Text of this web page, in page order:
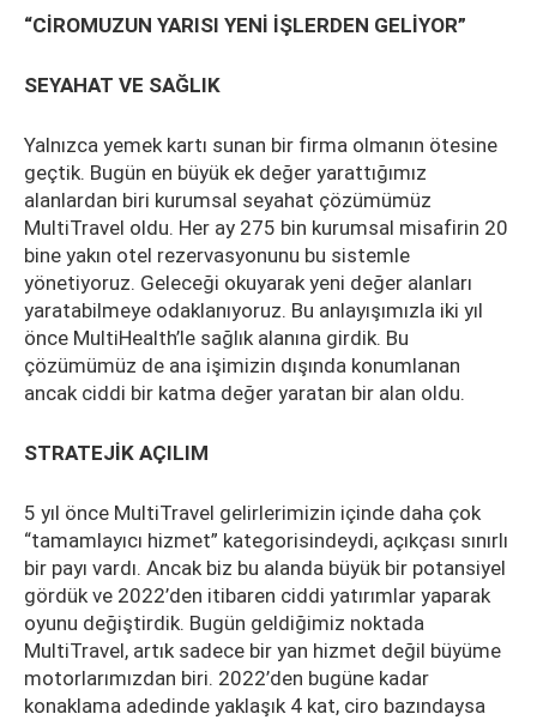
“CİROMUZUN YARISI YENİ İŞLERDEN GELİYOR”
SEYAHAT VE SAĞLIK
Yalnızca yemek kartı sunan bir firma olmanın ötesine
geçtik. Bugün en büyük ek değer yarattığımız
alanlardan biri kurumsal seyahat çözümümüz
MultiTravel oldu. Her ay 275 bin kurumsal misafirin 20
bine yakın otel rezervasyonunu bu sistemle
yönetiyoruz. Geleceği okuyarak yeni değer alanları
yaratabilmeye odaklanıyoruz. Bu anlayışımızla iki yıl
önce MultiHealth’le sağlık alanına girdik. Bu
çözümümüz de ana işimizin dışında konumlanan
ancak ciddi bir katma değer yaratan bir alan oldu.
STRATEJİK AÇILIM
5 yıl önce MultiTravel gelirlerimizin içinde daha çok
“tamamlayıcı hizmet” kategorisindeydi, açıkçası sınırlı
bir payı vardı. Ancak biz bu alanda büyük bir potansiyel
gördük ve 2022’den itibaren ciddi yatırımlar yaparak
oyunu değiştirdik. Bugün geldiğimiz noktada
MultiTravel, artık sadece bir yan hizmet değil büyüme
motorlarımızdan biri. 2022’den bugüne kadar
konaklama adedinde yaklaşık 4 kat, ciro bazındaysa